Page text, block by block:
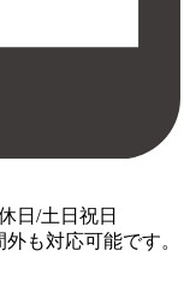
日/土日祝日
も対応可能です。